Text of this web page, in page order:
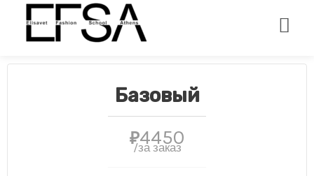
Базовый
₽4450
/за заказ